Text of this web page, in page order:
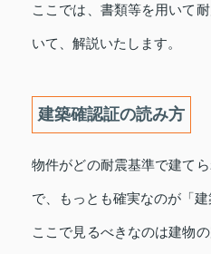
ここでは、書類等を用いて
いて、解説いたします。
建築確認証の読み方
物件がどの耐震基準で建て
で、もっとも確実なのが「建
ここで見るべきなのは建物